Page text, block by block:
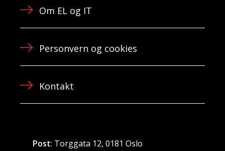
Om EL og IT
Personvern og cookies
Kontakt
Post: Torggata 12, 0181 Oslo